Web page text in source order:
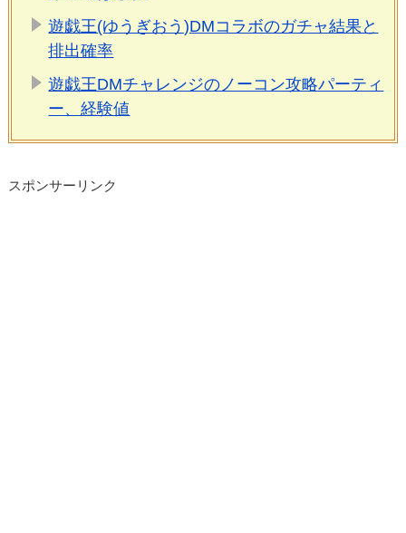
遊戯王(ゆうぎおう)DMコラボのガチャ結果と
排出確率
遊戯王DMチャレンジのノーコン攻略パーティ
ー、経験値
スポンサーリンク